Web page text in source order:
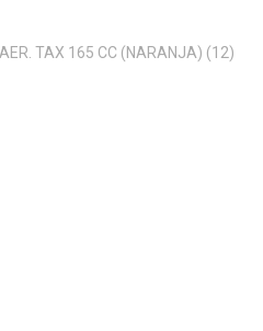
AER. TAX 165 CC (NARANJA) (12)